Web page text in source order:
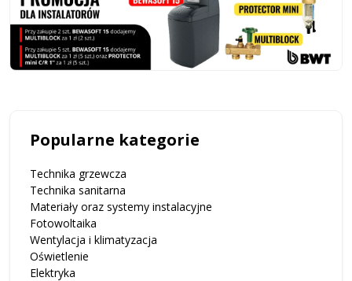
Popularne kategorie
Technika grzewcza
Technika sanitarna
Materiały oraz systemy instalacyjne
Fotowoltaika
Wentylacja i klimatyzacja
Oświetlenie
Elektryka